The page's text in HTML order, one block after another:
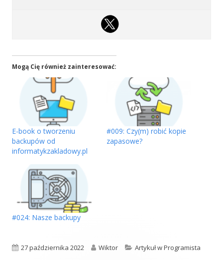
Mogą Cię również zainteresować:
E-book o tworzeniu
backupów od
informatykzakladowy.pl
#009: Czy(m) robić kopie
zapasowe?
#024: Nasze backupy
Opublikowano
27 października 2022 Autor
Wiktor Kategorie
Artykuł w Programista